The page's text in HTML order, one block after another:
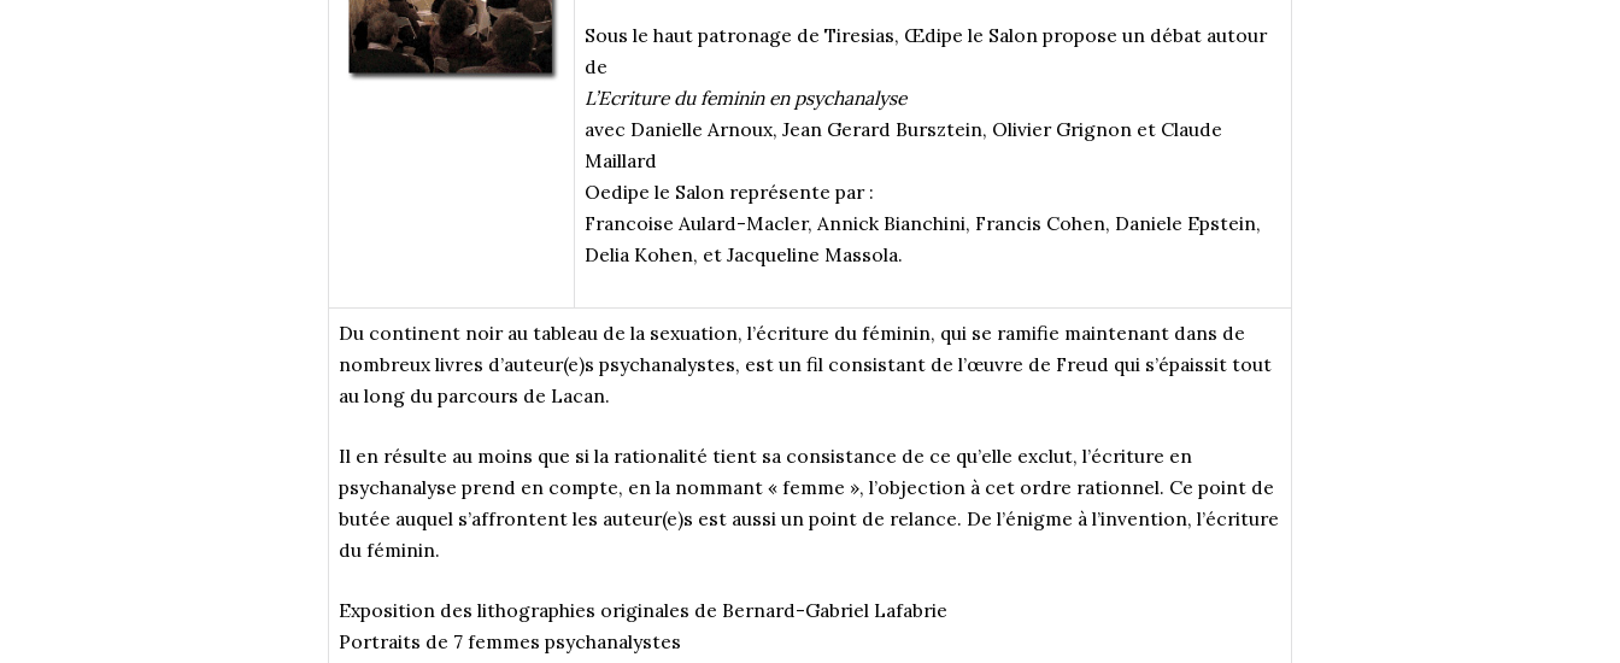
Sous le haut patronage de Tiresias, Œdipe le Salon propose un débat autour
de
L’Ecriture du feminin en psychanalyse
avec Danielle Arnoux, Jean Gerard Bursztein, Olivier Grignon et Claude
Maillard
Oedipe le Salon représente par :
Francoise Aulard-Macler, Annick Bianchini, Francis Cohen, Daniele Epstein,
Delia Kohen, et Jacqueline Massola.
Du continent noir au tableau de la sexuation, l’écriture du féminin, qui se ramifie maintenant dans de
nombreux livres d’auteur(e)s psychanalystes, est un fil consistant de l’œuvre de Freud qui s’épaissit tout
au long du parcours de Lacan.
Il en résulte au moins que si la rationalité tient sa consistance de ce qu’elle exclut, l’écriture en
psychanalyse prend en compte, en la nommant « femme », l’objection à cet ordre rationnel. Ce point de
butée auquel s’affrontent les auteur(e)s est aussi un point de relance. De l’énigme à l’invention, l’écriture
du féminin.
Exposition des lithographies originales de Bernard-Gabriel Lafabrie
Portraits de 7 femmes psychanalystes